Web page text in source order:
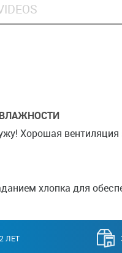
Хорошая вентиляция
хлопка для
ЛЕТ